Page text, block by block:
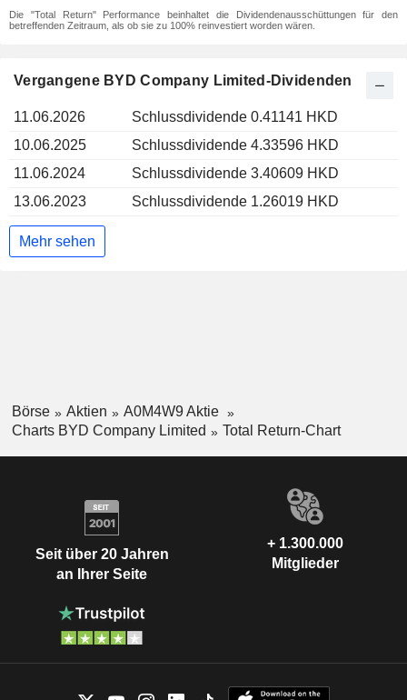
Die "Total Return" Performance beinhaltet die Dividendenausschüttungen für den
betreffenden Zeitraum, als ob sie zu 100% reinvestiert worden wären.
Vergangene BYD Company Limited-Dividenden
11.06.2026
Schlussdividende 0.41141 HKD
10.06.2025
Schlussdividende 4.33596 HKD
11.06.2024
Schlussdividende 3.40609 HKD
13.06.2023
Schlussdividende 1.26019 HKD
Mehr sehen
Börse Aktien
A0M4W9 Aktie
Charts BYD Company Limited
Total Return-Chart
Seit über 20 Jahren
an Ihrer Seite
+ 1.300.000
Mitglieder